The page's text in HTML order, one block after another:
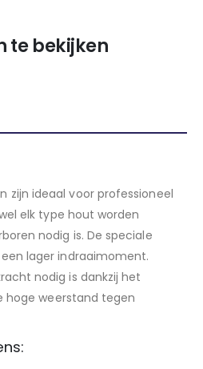
te bekijken
zijn ideaal voor professioneel
elk type hout worden
nodig is. De speciale
lager indraaimoment.
nodig is dankzij het
hoge weerstand tegen